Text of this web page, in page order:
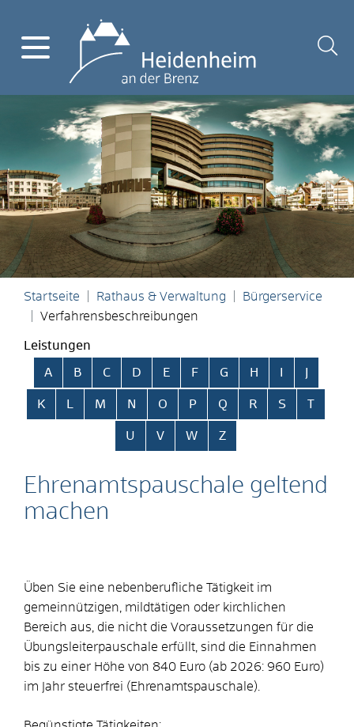
Startseite Rathaus & Verwaltung
Bürgerservice
Verfahrensbeschreibungen
Leistungen
Alphabetisches Register überspringen
A B C D E F G H
K L M N O P Q R S T
U V W Z
Ehrenamtspauschale geltend
machen
Üben Sie eine nebenberufliche Tätigkeit im
gemeinnützigen, mildtätigen oder kirchlichen
Bereich aus, die nicht die Voraussetzungen für die
Übungsleiterpauschale erfüllt, sind die Einnahmen
bis zu einer Höhe von 840 Euro (ab 2026: 960 Euro)
im Jahr steuerfrei (Ehrenamtspauschale).